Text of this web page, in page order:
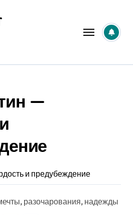
—
и предубеждение
разочарования, надежды